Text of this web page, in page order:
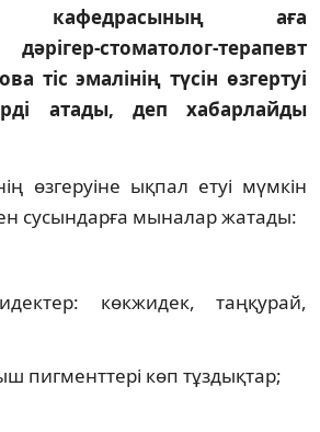
кафедрасының аға
стоматолог-терапевт
тіс эмалінің түсін өзгертуі
атады, деп хабарлайды
өзгеруіне ықпал етуі мүмкін
сусындарға мыналар жатады:
көкжидек, таңқурай,
пигменттері көп тұздықтар;